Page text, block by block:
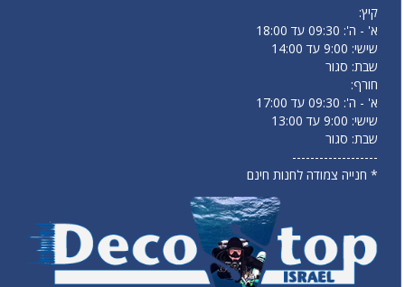
קיץ:
א' - ה': 09:30 עד 18:00
שישי: 9:00 עד 14:00
שבת: סגור
חורף:
א' - ה': 09:30 עד 17:00
שישי: 9:00 עד 13:00
שבת: סגור
-------------------
* חנייה צמודה לחנות חינם